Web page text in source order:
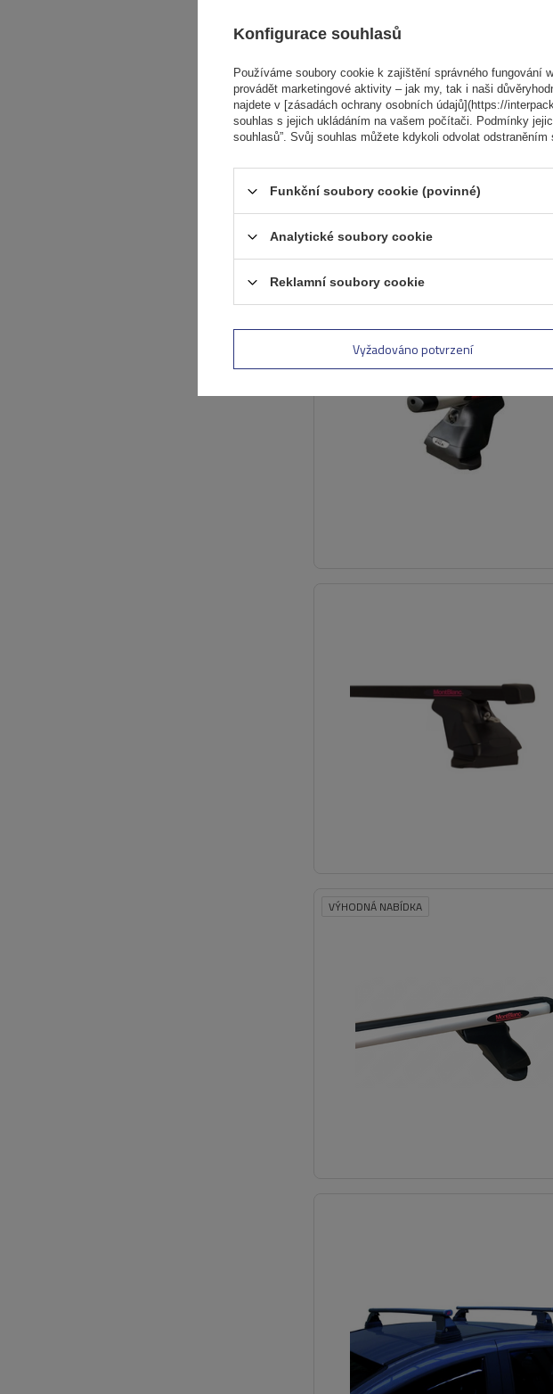
VÝHODNÁ NABÍDKA
Konfigurace souhlasů
Používáme soubory cookie k zajištění správného fungování
provádět marketingové aktivity – jak my, tak i naši
najdete v [zásadách ochrany osobních údajů](https://
souhlas s jejich ukládáním na vašem počítači. Podmínky
souhlasů”. Svůj souhlas můžete kdykoli odvolat
Funkční soubory cookie (povinné)
Analytické soubory cookie
Reklamní soubory cookie
Vyžadováno potvrzení